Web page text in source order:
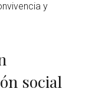
y
social